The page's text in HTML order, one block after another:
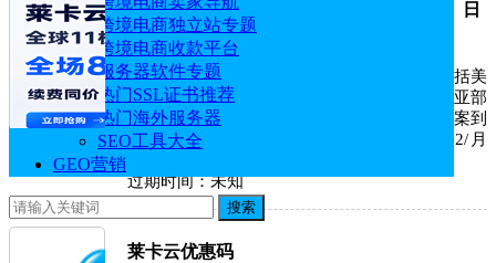
跨境电商独立站专题
跨境电商收款平台
服务器软件专题
热门SSL证书推荐
热门海外服务器
SEO工具大全
GEO营销
搜索
莱卡云双ISP VPS全场8.5折：美国、香港、日
本等11个地区配置与价格对比
点击查看：活动详情
莱卡云目前上线了多个地区的双ISP VPS，包括美
国、日本、中国香港、越南以及欧洲、东南亚部
分节点，配置跨度也比较大，从入门级1核方案到
高配32核方案都有覆盖，优惠后价格¥44.2/月
过期时间：未知
莱卡云优惠码